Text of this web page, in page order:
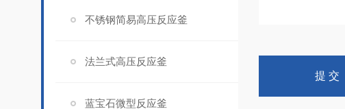
不锈钢简易高压反应釜
法兰式高压反应釜
蓝宝石微型反应釜